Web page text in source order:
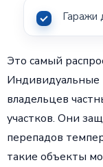
Гаражи
Это самый
Индивидуальные
владельцев
участков. Они
перепадов
такие объекты